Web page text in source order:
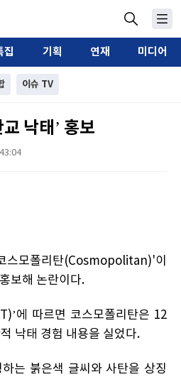
집 기획 연재 미디어
이슈 TV
낙태’ 홍보
스모폴리탄(Cosmopolitan)'이
보해 논란이다.
에 따르면 코스모폴리탄은 12
낙태 경험 내용을 실었다.
는 붉은색 글씨와 사탄을 상징